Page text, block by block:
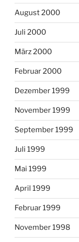
August 2000
Juli 2000
März 2000
Februar 2000
Dezember 1999
November 1999
September 1999
Juli 1999
Mai 1999
April 1999
Februar 1999
November 1998